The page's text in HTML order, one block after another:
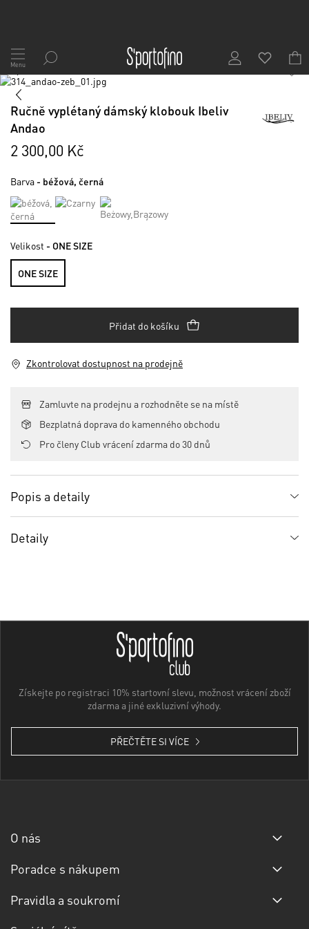
Přejít
na
obsah
Menu
Skip
the
end
the
images
1/8
Skip
the
beginning
the
gallery
Ručně vyplétaný dámský klobouk Ibeliv
Andao
2 300,00 Kč
Barva - béžová, černá
Velikost - ONE SIZE
ONE SIZE
Přidat do košíku
Zkontrolovat dostupnost na prodejně
Zamluvte na prodejnu a rozhodněte se na místě
Bezplatná doprava do kamenného obchodu
Pro členy Club vrácení zdarma do 30 dnů
Popis a detaily
Detaily
Získejte po registraci 10% startovní slevu, možnost vrácení zboží
zdarma a jiné exkluzivní výhody.
PŘEČTĚTE SI VÍCE
O nás
Poradce s nákupem
Pravidla a soukromí